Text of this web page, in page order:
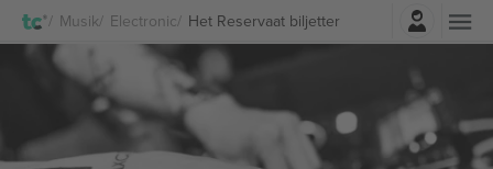
Musik Electronic Het Reservaat biljetter
Logga in